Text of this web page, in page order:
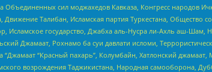
сил моджахедов Кавказа, Конгресс народов
Движение Талибан, Исламская партия Туркестана,
Исламское государство, Джабха аль-Нусра ли-Ахль аш-
Джамаат, Рохнамо ба суи давлати исломи,
“Джамаат “Красный пахарь”, Колумбайн, Хатлонский
возрождения Таджикистана, Народная самооборона,